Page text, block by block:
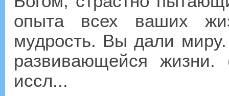
опыта всех ваших
мудрость. Вы дали
развивающейся
иссл...